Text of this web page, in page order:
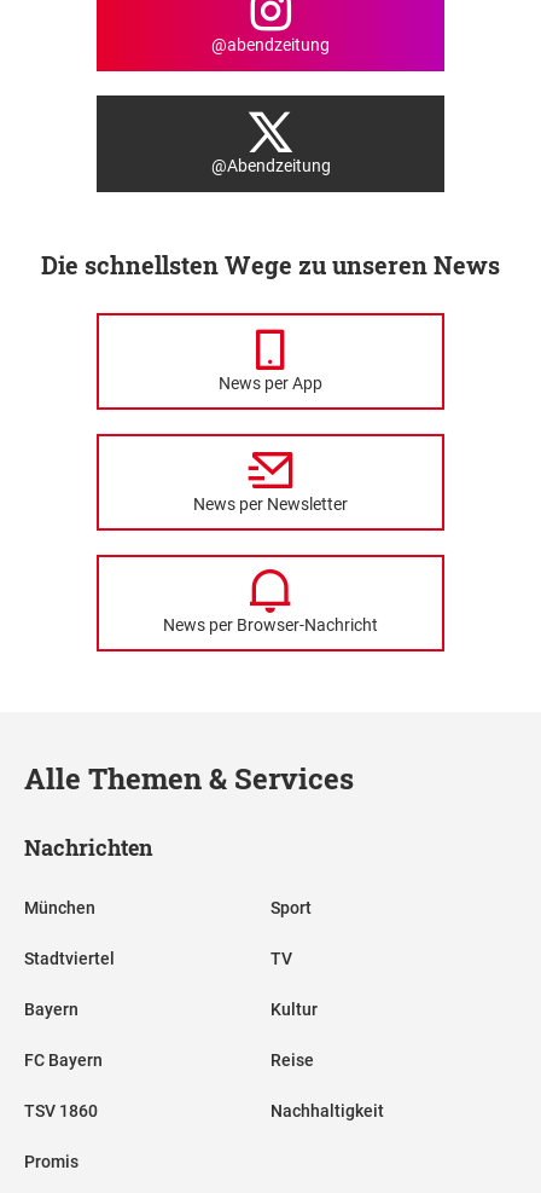
@abendzeitung
@Abendzeitung
Die schnellsten Wege zu unseren News
News per App
News per Newsletter
News per Browser-Nachricht
Alle Themen & Services
Nachrichten
München
Stadtviertel
Bayern
FC Bayern
TSV 1860
Promis
Sport
TV
Kultur
Reise
Nachhaltigkeit